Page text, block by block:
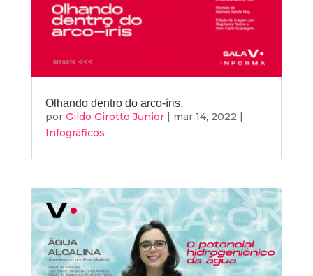
Olhando dentro do arco-íris.
por Gildo Girotto Junior| mar 14, 2022 |
Infográficos